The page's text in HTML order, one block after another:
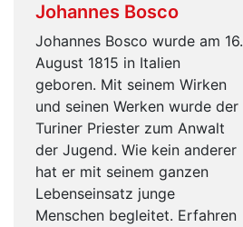
Johannes Bosco
Johannes Bosco wurde am 16.
August 1815 in Italien
geboren. Mit seinem Wirken
und seinen Werken wurde der
Turiner Priester zum Anwalt
der Jugend. Wie kein anderer
hat er mit seinem ganzen
Lebenseinsatz junge
Menschen begleitet. Erfahren